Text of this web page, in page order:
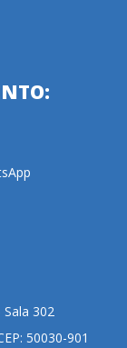
302
50030-901